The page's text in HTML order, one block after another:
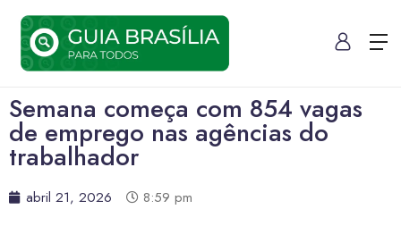
Semana começa com 854 vagas
de emprego nas agências do
trabalhador
abril 21, 2026
8:59 pm